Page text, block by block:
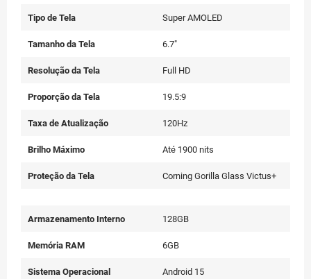
Tipo de Tela Super AMOLED
Tamanho da Tela 6.7"
Resolução da Tela Full HD
Proporção da Tela 19.5:9
Taxa de Atualização 120Hz
Brilho Máximo Até 1900 nits
Proteção da Tela Corning Gorilla Glass Victus+
Armazenamento Interno 128GB
Memória RAM 6GB
Sistema Operacional Android 15